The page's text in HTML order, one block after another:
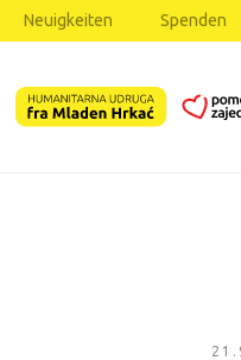
Neuigkeiten Spenden